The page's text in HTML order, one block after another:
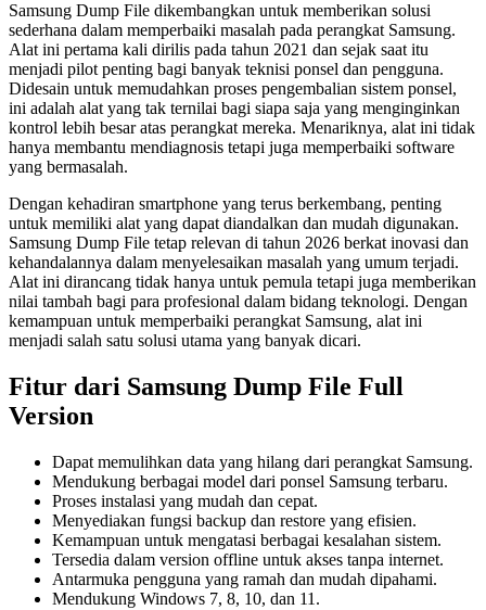
Samsung Dump File dikembangkan untuk memberikan solusi
sederhana dalam memperbaiki masalah pada perangkat Samsung.
Alat ini pertama kali dirilis pada tahun 2021 dan sejak saat itu
menjadi pilot penting bagi banyak teknisi ponsel dan pengguna.
Didesain untuk memudahkan proses pengembalian sistem ponsel,
ini adalah alat yang tak ternilai bagi siapa saja yang menginginkan
kontrol lebih besar atas perangkat mereka. Menariknya, alat ini tidak
hanya membantu mendiagnosis tetapi juga memperbaiki software
yang bermasalah.
Dengan kehadiran smartphone yang terus berkembang, penting
untuk memiliki alat yang dapat diandalkan dan mudah digunakan.
Samsung Dump File tetap relevan di tahun 2026 berkat inovasi dan
kehandalannya dalam menyelesaikan masalah yang umum terjadi.
Alat ini dirancang tidak hanya untuk pemula tetapi juga memberikan
nilai tambah bagi para profesional dalam bidang teknologi. Dengan
kemampuan untuk memperbaiki perangkat Samsung, alat ini
menjadi salah satu solusi utama yang banyak dicari.
Fitur dari Samsung Dump File Full
Version
Dapat memulihkan data yang hilang dari perangkat Samsung.
Mendukung berbagai model dari ponsel Samsung terbaru.
Proses instalasi yang mudah dan cepat.
Menyediakan fungsi backup dan restore yang efisien.
Kemampuan untuk mengatasi berbagai kesalahan sistem.
Tersedia dalam version offline untuk akses tanpa internet.
Antarmuka pengguna yang ramah dan mudah dipahami.
Mendukung Windows 7, 8, 10, dan 11.